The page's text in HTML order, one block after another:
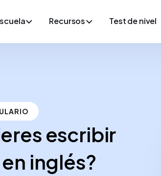
Recursos Test de nivel
escribir
inglés?